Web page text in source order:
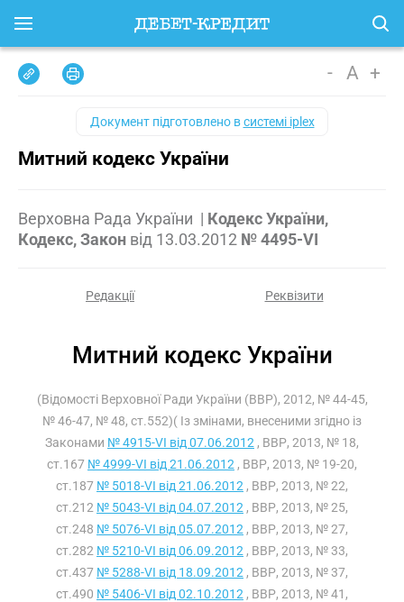
- A +
Документ підготовлено всистемі iplex
Митний кодекс України
Верховна Рада України | Кодекс України,
Кодекс, Закон від 13.03.2012 № 4495-VI
Редакції Реквізити
Митний кодекс України
(Відомості Верховної Ради України (ВВР), 2012, № 44-45,
№ 46-47, № 48, ст.552)( Із змінами, внесеними згідно із
Законами № 4915-VI від 07.06.2012 , ВВР, 2013, № 18,
ст.167 № 4999-VI від 21.06.2012 , ВВР, 2013, № 19-20,
ст.187 № 5018-VI від 21.06.2012 , ВВР, 2013, № 22,
ст.212 № 5043-VI від 04.07.2012 , ВВР, 2013, № 25,
ст.248 № 5076-VI від 05.07.2012 , ВВР, 2013, № 27,
ст.282 № 5210-VI від 06.09.2012 , ВВР, 2013, № 33,
ст.437 № 5288-VI від 18.09.2012 , ВВР, 2013, № 37,
ст.490 № 5406-VI від 02.10.2012 , ВВР, 2013, № 41,